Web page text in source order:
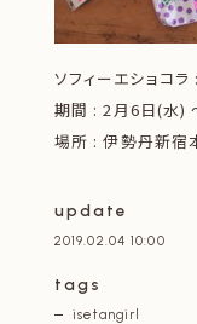
ソフィーエショコラ
期間 : 2月6日(水)
場所 : 伊勢丹新宿
update
2019.02.04 10:00
tags
isetangirl